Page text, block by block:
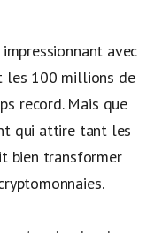
avec
les 100 millions de
record. Mais que
qui attire tant les
bien transformer